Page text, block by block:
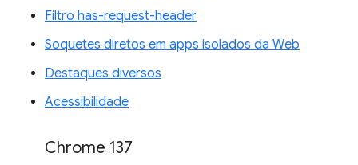
Filtro has-request-header
Soquetes diretos em apps isolados da Web
Destaques diversos
Acessibilidade
Chrome 137